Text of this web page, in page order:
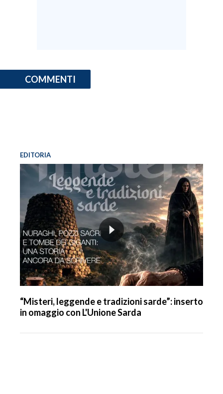
COMMENTI
EDITORIA
“Misteri, leggende e tradizioni sarde”: inserto
in omaggio con L'Unione Sarda